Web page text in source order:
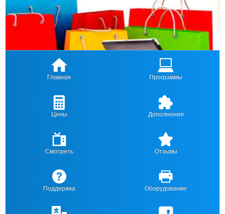
Главная Программы
Цены Дополнения
Смотреть Отзывы
Поддержка Оборудование